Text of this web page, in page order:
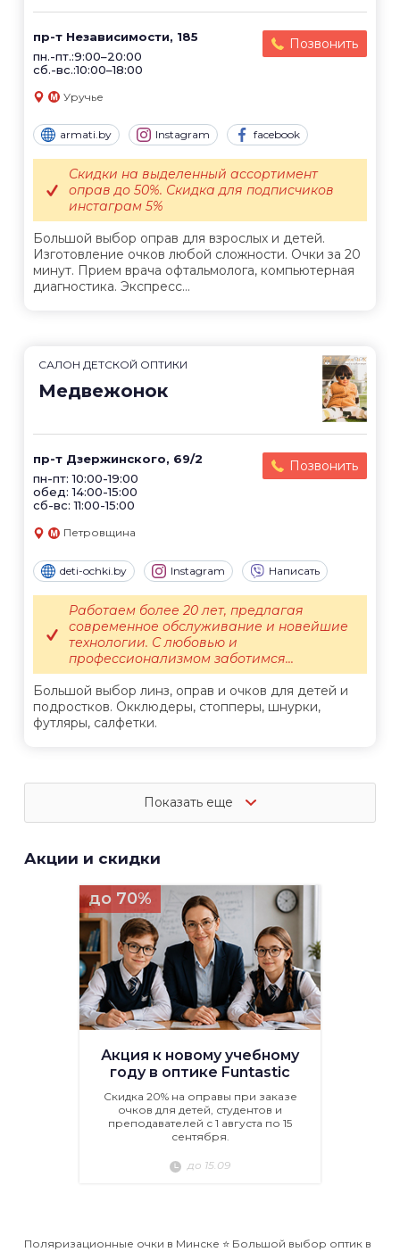
пр-т Независимости, 185
пн.-пт.:9:00–20:00
сб.-вс.:10:00–18:00
Позвонить
Уручье
armati.by Instagram facebook
Большой выбор оправ для взрослых и детей.
Изготовление очков любой сложности. Очки за 20
минут. Прием врача офтальмолога, компьютерная
диагностика. Экспресс...
Скидки на выделенный ассортимент
оправ до 50%. Скидка для подписчиков
инстаграм 5%
САЛОН ДЕТСКОЙ ОПТИКИ
Медвежонок
пр-т Дзержинского, 69/2
пн-пт: 10:00-19:00
обед: 14:00-15:00
сб-вс: 11:00-15:00
Позвонить
Петровщина
deti-ochki.by Instagram Написать
Большой выбор линз, оправ и очков для детей и
подростков. Окклюдеры, стопперы, шнурки,
футляры, салфетки.
Работаем более 20 лет, предлагая
современное обслуживание и новейшие
технологии. С любовью и
профессионализмом заботимся...
Показать еще
Акции и скидки
до 70%
Акция к новому учебному
году в оптике Funtastic
Скидка 20% на оправы при заказе
очков для детей, студентов и
преподавателей с 1 августа по 15
сентября.
до 15.09
Поляризационные очки в Минске ⭐️ Большой выбор оптик в